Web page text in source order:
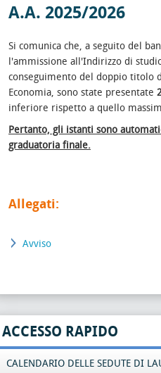
A.A. 2025/2026
Si comunica che, a seguito del
l'ammissione all'Indirizzo di
conseguimento del doppio titolo
Economia, sono state presentate
inferiore rispetto a quello
Pertanto, gli istanti sono
graduatoria finale.
Allegati:
Avviso
ACCESSO RAPIDO
CALENDARIO DELLE SEDUTE DI